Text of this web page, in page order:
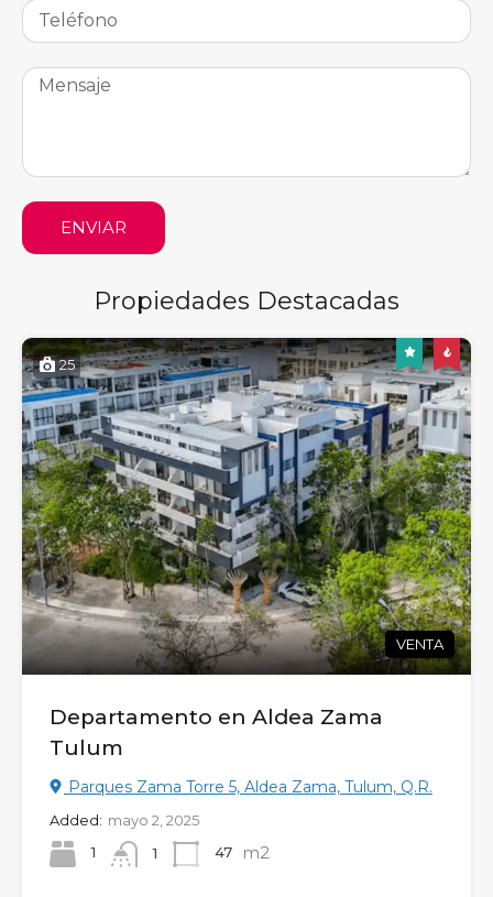
ENVIAR
Propiedades Destacadas
25
VENTA
Departamento en Aldea Zama
Tulum
Parques Zama Torre 5, Aldea Zama, Tulum, Q.R.
Added: mayo 2, 2025
1
1 47 m2